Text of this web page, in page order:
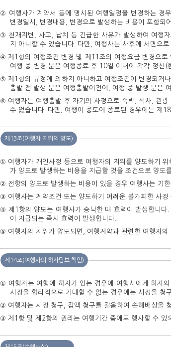
② 여행사가 계약서 등에 명시된 여행일정을 변경하는 경
변경일시, 변경내용, 변경으로 발생하는 비용이 포함되
③ 천재지변, 사고, 납치 등 긴급한 사유가 발생하여 여행
지 아니할 수 있습니다. 다만, 여행사는 사후에
④ 제1항의 여행조건 변경 및 제11조의 여행요금 변경으로
여행 중 변경 분은 여행종료 후 10일 이내에 각각 정산(
⑤ 제1항의 규정에 의하지 아니하고 여행조건이 변경되거
출발 전 발생 분은 여행출발이전에, 여행 중 발생 분은
⑥ 여행자는 여행출발 후 자기의 사정으로 숙박, 식사, 관
수 없습니다. 다만, 여행이 중도에 종료된 경우에는 제
제13조(여행자 지위의 양도)
① 여행자가 개인사정 등으로 여행자의 지위를 양도하기
가 양도로 발생하는 비용을 지급할 것을 조건으로 양도
② 전항의 양도로 발생하는 비용이 있을 경우 여행사는 기
③ 여행사는 계약조건 또는 양도하기 어려운 불가피한 사
④ 제1항의 양도는 여행사가 승낙한 때 효력이 발생합니
이 지급되는 즉시 효력이 발생합니다.
⑤ 여행자의 지위가 양도되면, 여행계약과 관련한 여행자
제14조(여행사의 하자담보 책임)
① 여행자는 여행에 하자가 있는 경우에 여행사에게 하자
시정을 합리적으로 기대할 수 없는 경우에는 시정을 청
② 여행자는 시정 청구, 감액 청구를 갈음하여 손해배상을
③ 제1항 및 제2항의 권리는 여행기간 중에도 행사할 수 있